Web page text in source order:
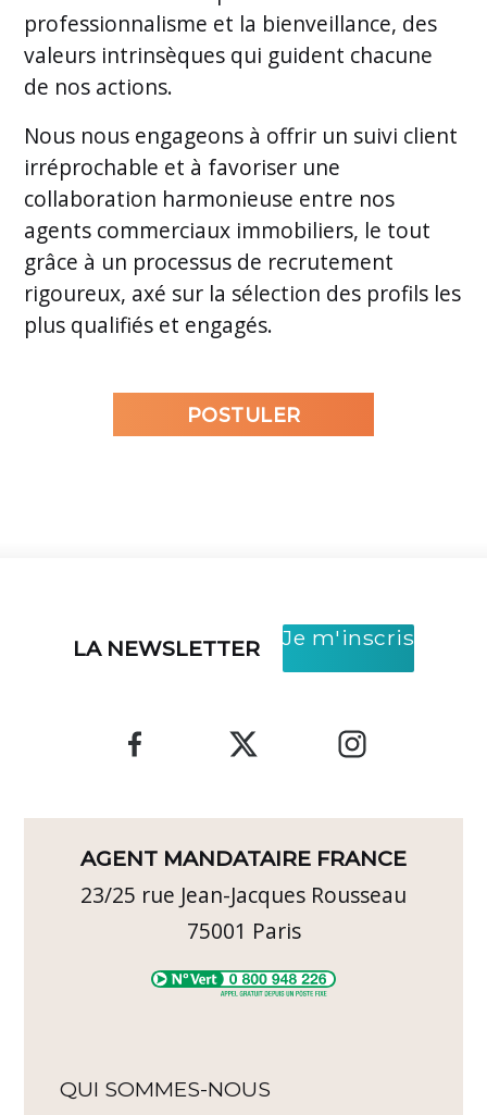
professionnalisme et la bienveillance, des
valeurs intrinsèques qui guident chacune
de nos actions.
Nous nous engageons à offrir un suivi client
irréprochable et à favoriser une
collaboration harmonieuse entre nos
agents commerciaux immobiliers, le tout
grâce à un processus de recrutement
rigoureux, axé sur la sélection des profils les
plus qualifiés et engagés.
POSTULER
LA NEWSLETTER Je m'inscris
AGENT MANDATAIRE FRANCE
23/25 rue Jean-Jacques Rousseau
75001 Paris
QUI SOMMES-NOUS